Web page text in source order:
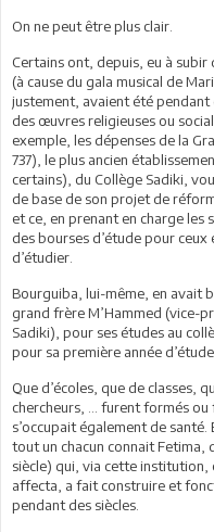
On ne peut être plus clair.
Certains ont, depuis, eu à
(à cause du gala musical de
justement, avaient été pendant
des œuvres religieuses ou
exemple, les dépenses de la
737), le plus ancien
certains), du Collège Sadiki,
de base de son projet de
et ce, en prenant en charge les
des bourses d’étude pour ceux
d’étudier.
Bourguiba, lui-même, en avait
grand frère M’Hammed (vice-
Sadiki), pour ses études au
pour sa première année
Que d’écoles, que de classes,
chercheurs, … furent formés
s’occupait également de santé.
tout un chacun connait Fetima,
siècle) qui, via cette institution,
affecta, a fait construire et
pendant des siècles.